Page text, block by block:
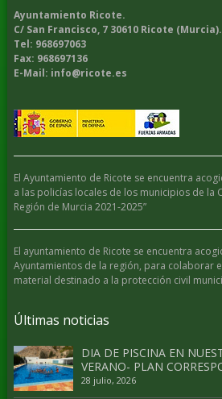
Ayuntamiento Ricote.
C/ San Francisco, 7 30610 Ricote (Murcia).
Tel: 968697063
Fax: 968697136
E-Mail: info@ricote.es
El Ayuntamiento de Ricote se encuentra
a las policías locales de los municipios de la
Región de Murcia 2021-2025”
El ayuntamiento de Ricote se encuentra
Ayuntamientos de la región, para colaborar
material destinado a la protección civil
Últimas noticias
DIA DE PISCINA EN
VERANO- PLAN
28 julio, 2026